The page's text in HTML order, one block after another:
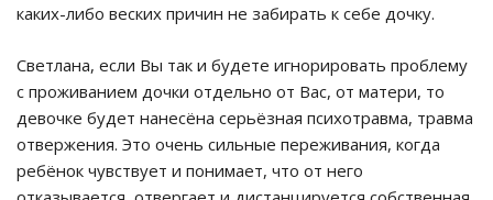
каких-либо веских причин не забирать к себе дочку.
Светлана, если Вы так и будете игнорировать проблему
с проживанием дочки отдельно от Вас, от матери, то
девочке будет нанесёна серьёзная психотравма, травма
отвержения. Это очень сильные переживания, когда
ребёнок чувствует и понимает, что от него